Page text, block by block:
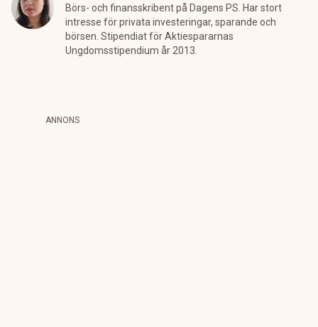
Börs- och finansskribent på Dagens PS. Har stort
intresse för privata investeringar, sparande och
börsen. Stipendiat för Aktiespararnas
Ungdomsstipendium år 2013.
ANNONS